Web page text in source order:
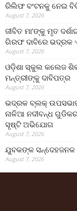
ରିଲିଫ ବଂଟନକୁ ନେଇ
August 7, 2026
ଜୀବିତ ମା’ଙ୍କୁ ମୃତ
ଗିରଫ ଦାବିରେ ଭଦ୍ରକ
August 7, 2026
ଓଡ଼ିଶା ସ୍କୁଲ କଲେଜ
ମନ୍ତ୍ରୀଙ୍କୁ ଦାବିପତ୍ର
August 7, 2026
ଭଦ୍ରକ ବ୍ଲକ୍
ନାଳିଆ ନଦୀବନ୍ଧ
ସୃଷ୍ଟି ଅଭିଯୋଗ
August 7, 2026
ଯୁବକଙ୍କ
August 7, 2026